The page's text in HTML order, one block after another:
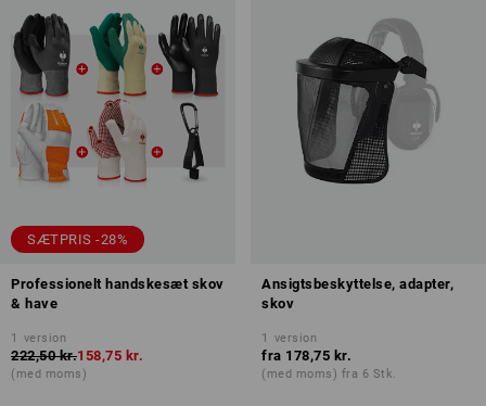
SÆTPRIS -28%
Professionelt handskesæt skov
& have
1 version
222,50 kr.158,75 kr.
(med moms)
Ansigtsbeskyttelse, adapter,
skov
1 version
fra 178,75 kr.
(med moms) fra 6 Stk.